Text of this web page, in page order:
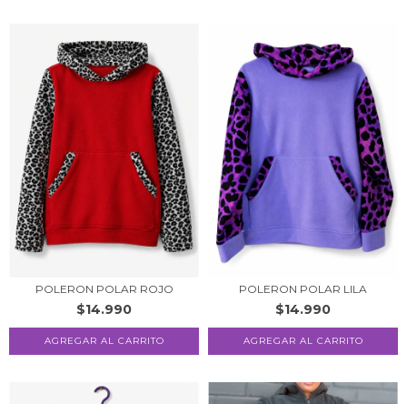
POLERON POLAR ROJO
$14.990
AGREGAR AL CARRITO
POLERON POLAR LILA
$14.990